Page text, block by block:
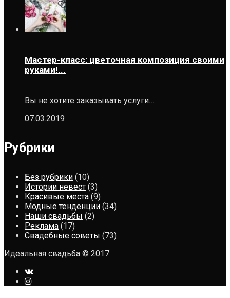
Мастер-класс: цветочная композиция своими
руками!...
Вы не хотите заказывать услуги…
07.03.2019
Рубрики
Без рубрики (10)
Истории невест (3)
Красивые места (9)
Модные тенденции (34)
Наши свадьбы (2)
Реклама (17)
Свадебные советы (73)
Идеальная свадьба © 2017